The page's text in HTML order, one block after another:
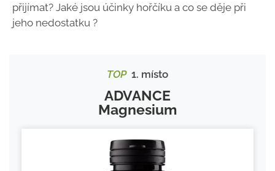
přijímat? Jaké jsou účinky hořčíku a co se děje při
jeho nedostatku ?
TOP1. místo
ADVANCE
Magnesium